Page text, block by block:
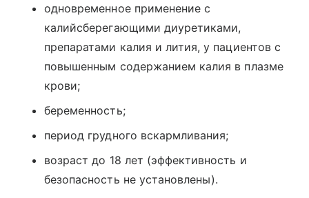
одновременное применение с
калийсберегающими диуретиками,
препаратами калия и лития, у пациентов с
повышенным содержанием калия в плазме
крови;
беременность;
период грудного вскармливания;
возраст до 18 лет (эффективность и
безопасность не установлены).